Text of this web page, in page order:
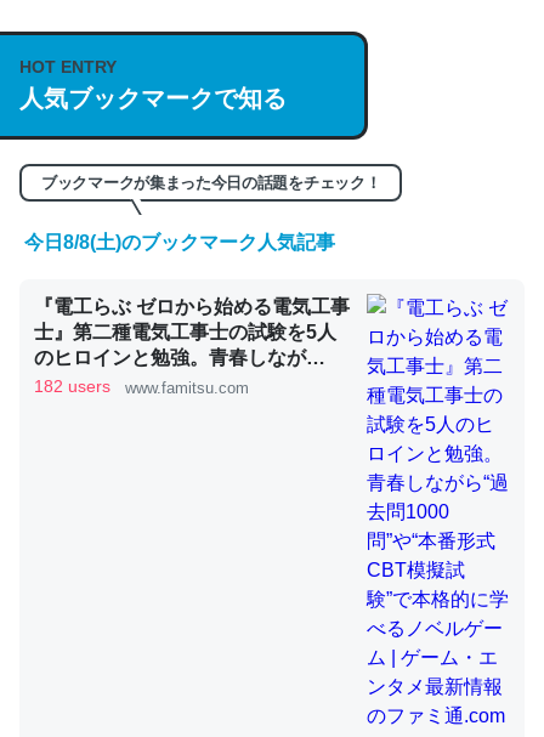
説してる記事が少ないので貴重な良記事。/続編来た
https://isobe324649.hatenablog.com/entry/2023/03/27
/064121
─GPTの仕組みと限界についての考察（１） - conceptualization
くらい。小説でいう「ずっと前の伏線」は回収されないけ
ど、短期記憶というには多い分量。進化すればするほど分
かりやすく強くなりそう
─GPTの仕組みと限界についての考察（１） - conceptualization
昆虫ってカルシウム少ないのか。知らんかった。調べたら
コオロギのカルシウム分はエビの600分の1程度。
─ニュース :: 【研究発表】昆虫学の大問題＝「昆虫はなぜ海にいな
HOT ENTRY
人気ブックマークで知る
ブックマークが集まった今日の話題をチェック！
今日8/8(土)のブックマーク人気記事
『電工らぶ ゼロから始める電気工事
士』第二種電気工事士の試験を5人
のヒロインと勉強。青春しなが
ら“過去問1000問”や“本番形式CBT
182 users www.famitsu.com